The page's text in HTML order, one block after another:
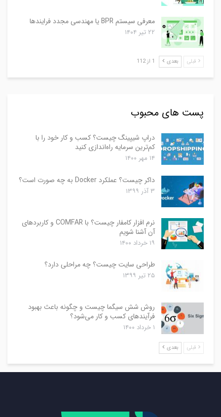
معرفی سیستم BPR یا مهندسی مجدد فرایندها
۲۲ تیر ۱۴۰۴
قبلی بعدی 1 از 112
پست های محبوب
دراپ شیپینگ چیست؟ کسب و کار خود را با
کم‌ترین سرمایه راه‌اندازی کنید
۱۴ مهر ۱۴۰۰
داکر چیست؟ عملکرد Docker به چه صورت است؟
۳ آذر ۱۳۹۹
نرم افزار کامفار چیست؟ با COMFAR و کاربردهای
آن آشنا شویم
۱۹ خرداد ۱۴۰۰
طراحی سایت چیست؟ چه مراحلی دارد؟
۲۵ تیر ۱۳۹۹
روش شش سیگما چیست و چگونه باعث بهبود
فرآیندهای کسب و کار می‌شود؟
۱ خرداد ۱۴۰۰
قبلی بعدی